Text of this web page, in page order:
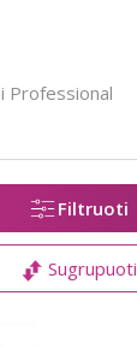
Professional
Filtruoti
Sugrupuoti